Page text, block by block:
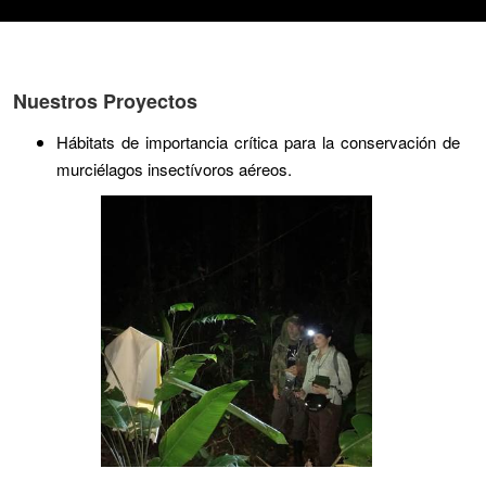
Nuestros Proyectos
Hábitats de importancia crítica para la conservación de
murciélagos insectívoros aéreos.